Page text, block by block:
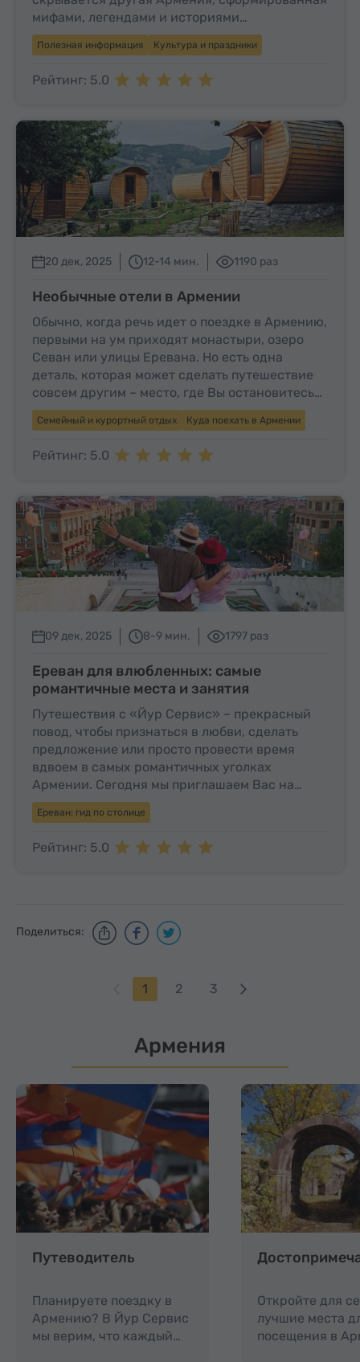
мифами, легендами и историями…
Полезная информация Культура и праздники
Рейтинг: 5.0
20 дек, 2025 12-14 мин. 1190 раз
Необычные отели в Армении
Обычно, когда речь идет о поездке в Армению,
первыми на ум приходят монастыри, озеро
Севан или улицы Еревана. Но есть одна
деталь, которая может сделать путешествие
совсем другим – место, где Вы остановитесь…
Семейный и курортный отдых Куда поехать в Армении
Рейтинг: 5.0
09 дек, 2025 8-9 мин. 1797 раз
Ереван для влюбленных: самые
романтичные места и занятия
Путешествия с «Йур Сервис» – прекрасный
повод, чтобы признаться в любви, сделать
предложение или просто провести время
вдвоем в самых романтичных уголках
Армении. Сегодня мы приглашаем Вас на…
Ереван: гид по столице
Рейтинг: 5.0
Поделиться:
1 2 3
Армения
Путеводитель
Планируете поездку в
Армению? В Йур Сервис
мы верим, что каждый…
Откройте для
лучшие места
посещения в